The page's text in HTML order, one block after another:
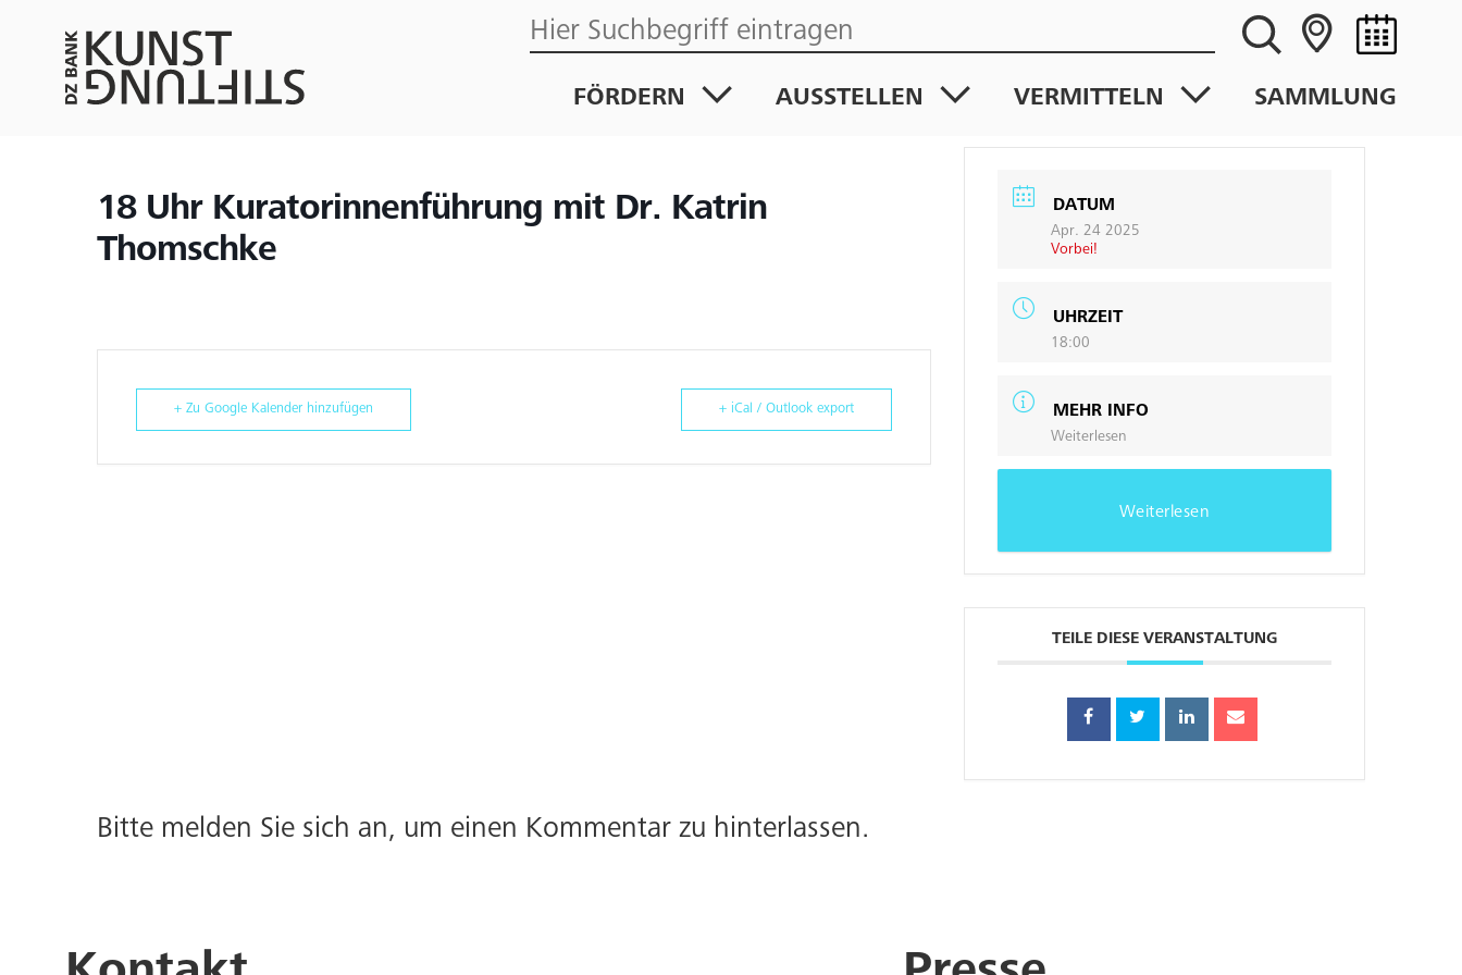
FÖRDERN AUSSTELLEN VERMITTELN SAMMLUNG
18 Uhr Kuratorinnenführung mit Dr. Katrin
Thomschke
+ Zu Google Kalender hinzufügen + iCal / Outlook export
DATUM
Apr. 24 2025
Vorbei!
UHRZEIT
18:00
MEHR INFO
Weiterlesen
Weiterlesen
TEILE DIESE VERANSTALTUNG
Bitte melden Sie sich an, um einen Kommentar zu hinterlassen.